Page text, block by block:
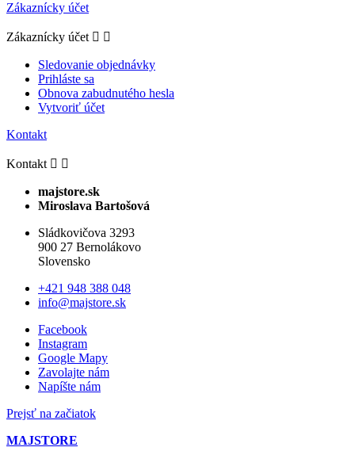
Zákaznícky účet
Zákaznícky účet  
Sledovanie objednávky
Prihláste sa
Obnova zabudnutého hesla
Vytvoriť účet
Kontakt
Kontakt  
majstore.sk
Miroslava Bartošová
Sládkovičova 3293
900 27 Bernolákovo
Slovensko
+421 948 388 048
info@majstore.sk
Facebook
Instagram
Google Mapy
Zavolajte nám
Napíšte nám
Prejsť na začiatok
MAJSTORE